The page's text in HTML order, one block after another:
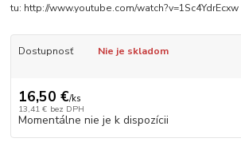
tu: http://www.youtube.com/watch?v=1Sc4YdrEcxw
Dostupnosť Nie je skladom
16,50 €/ks
13,41 € bez DPH
Momentálne nie je k dispozícii